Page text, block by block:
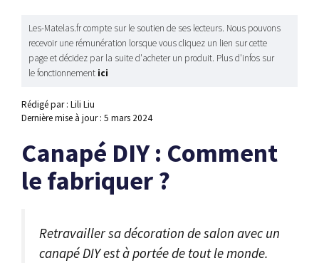
Les-Matelas.fr compte sur le soutien de ses lecteurs. Nous pouvons
recevoir une rémunération lorsque vous cliquez un lien sur cette
page et décidez par la suite d'acheter un produit. Plus d'infos sur
le fonctionnement ici
Rédigé par : Lili Liu
Dernière mise à jour : 5 mars 2024
Canapé DIY : Comment
le fabriquer ?
Retravailler sa décoration de salon avec un
canapé DIY est à portée de tout le monde.